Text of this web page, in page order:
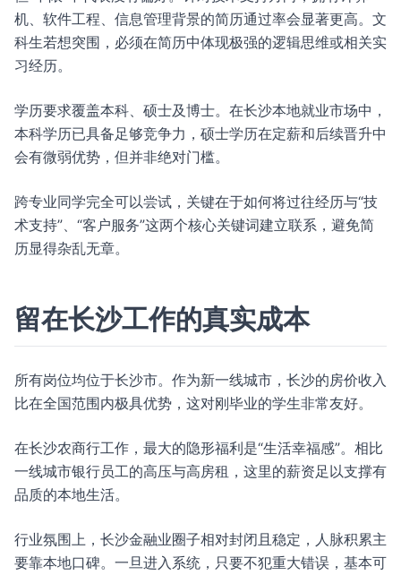
机、软件工程、信息管理背景的简历通过率会显著更高。文
科生若想突围，必须在简历中体现极强的逻辑思维或相关实
习经历。
学历要求覆盖本科、硕士及博士。在长沙本地就业市场中，
本科学历已具备足够竞争力，硕士学历在定薪和后续晋升中
会有微弱优势，但并非绝对门槛。
跨专业同学完全可以尝试，关键在于如何将过往经历与“技
术支持”、“客户服务”这两个核心关键词建立联系，避免简
历显得杂乱无章。
留在长沙工作的真实成本
所有岗位均位于长沙市。作为新一线城市，长沙的房价收入
比在全国范围内极具优势，这对刚毕业的学生非常友好。
在长沙农商行工作，最大的隐形福利是“生活幸福感”。相比
一线城市银行员工的高压与高房租，这里的薪资足以支撑有
品质的本地生活。
行业氛围上，长沙金融业圈子相对封闭且稳定，人脉积累主
要靠本地口碑。一旦进入系统，只要不犯重大错误，基本可